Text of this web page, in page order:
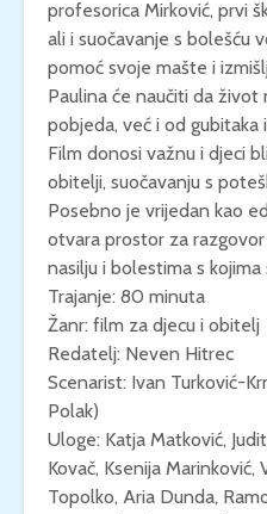
profesorica Mirković, prvi
ali i suočavanje s bolešću
pomoć svoje mašte i
Paulina će naučiti da
pobjeda, već i od gubitaka
Film donosi važnu i djeci
obitelji, suočavanju s
Posebno je vrijedan kao
otvara prostor za
nasilju i bolestima s kojima
Trajanje: 80 minuta
Žanr: film za djecu i obitelj
Redatelj: Neven Hitrec
Scenarist: Ivan Turković-
Polak)
Uloge: Katja Matković,
Kovač, Ksenija Marinković,
Topolko, Aria Dunda,